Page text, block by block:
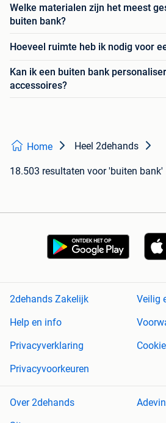
Welke materialen zijn het meest
buiten bank?
Hoeveel ruimte heb ik nodig voor
Kan ik een buiten bank
accessoires?
Home Heel 2dehands
18.503 resultaten voor 'buiten bank'
2dehands Zakelijk
Veilig
Help en info
Privacyverklaring
Privacyvoorkeuren
Over 2dehands